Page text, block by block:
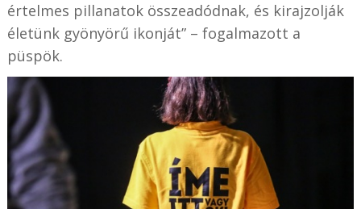
értelmes pillanatok összeadódnak, és kirajzolják
életünk gyönyörű ikonját” – fogalmazott a
püspök.